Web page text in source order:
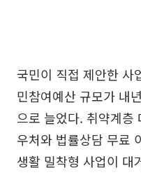
국민이 직접 제안한 사
민참여예산 규모가 내
으로 늘었다. 취약계층
우처와 법률상담 무료
생활 밀착형 사업이 대